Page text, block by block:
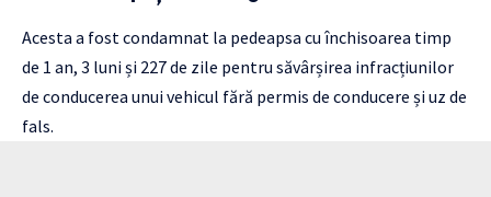
Acesta a fost condamnat la pedeapsa cu închisoarea timp
de 1 an, 3 luni și 227 de zile pentru săvârșirea infracțiunilor
de conducerea unui vehicul fără permis de conducere și uz de
fals.